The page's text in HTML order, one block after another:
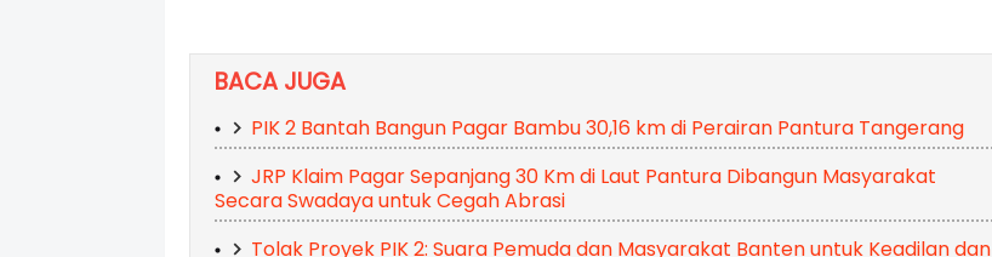
BACA JUGA
PIK 2 Bantah Bangun Pagar Bambu 30,16 km di Perairan Pantura Tangerang
JRP Klaim Pagar Sepanjang 30 Km di Laut Pantura Dibangun Masyarakat
Secara Swadaya untuk Cegah Abrasi
Tolak Proyek PIK 2: Suara Pemuda dan Masyarakat Banten untuk Keadilan dan